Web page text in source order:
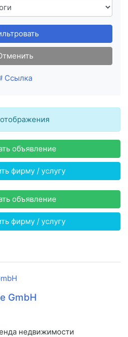
Ссылка
объявление
фирму / услугу
объявление
фирму / услугу
GmbH
недвижимости